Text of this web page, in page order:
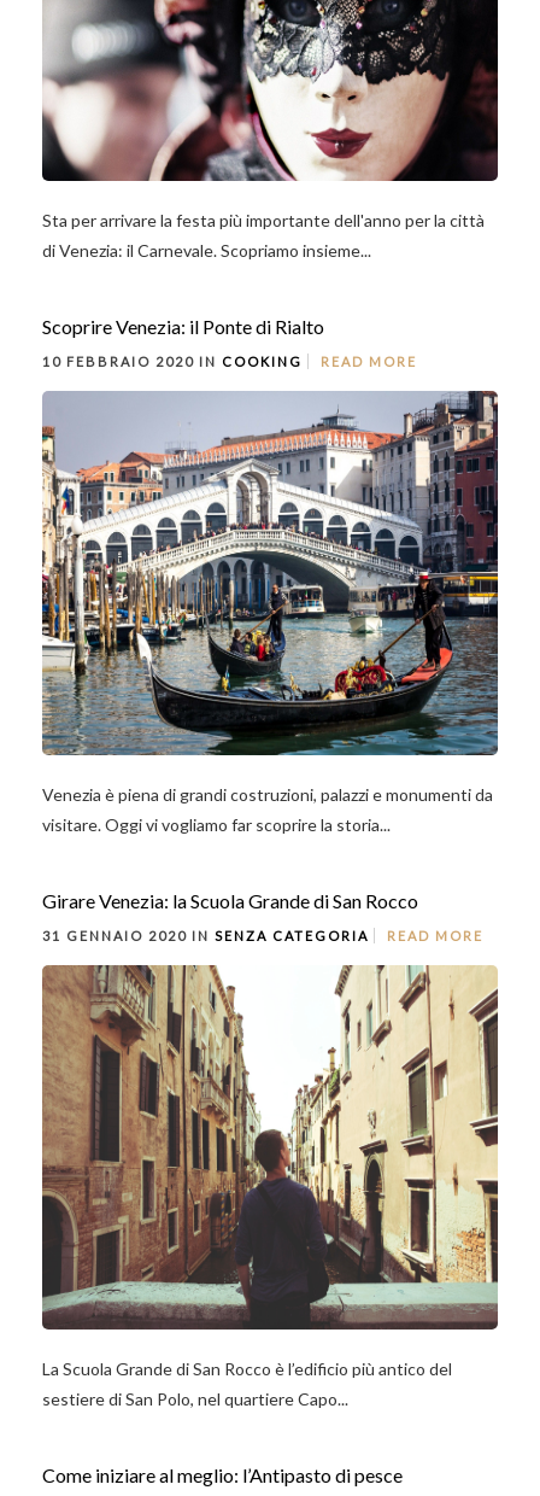
Sta per arrivare la festa più importante dell'anno per la città
di Venezia: il Carnevale. Scopriamo insieme...
Scoprire Venezia: il Ponte di Rialto
10 FEBBRAIO 2020 IN COOKING READ MORE
Venezia è piena di grandi costruzioni, palazzi e monumenti da
visitare. Oggi vi vogliamo far scoprire la storia...
Girare Venezia: la Scuola Grande di San Rocco
31 GENNAIO 2020 IN SENZA CATEGORIA READ MORE
La Scuola Grande di San Rocco è l’edificio più antico del
sestiere di San Polo, nel quartiere Capo...
Come iniziare al meglio: l’Antipasto di pesce